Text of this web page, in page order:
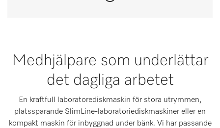
Medhjälpare som underlättar
det dagliga arbetet
En kraftfull laboratorediskmaskin för stora utrymmen,
platssparande SlimLine-laboratoriediskmaskiner eller en
kompakt maskin för inbyggnad under bänk. Vi har passande